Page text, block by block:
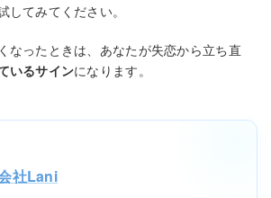
してみてください。
なったときは、あなたが失恋から立ち直
いるサインになります。
社Lani